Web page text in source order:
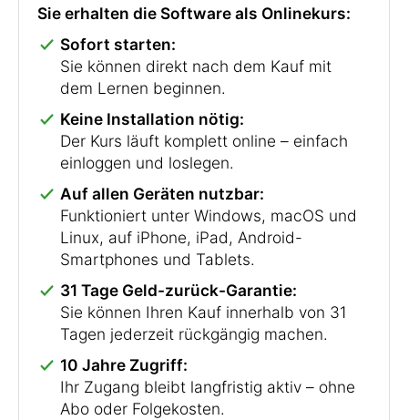
Sie erhalten die Software als Onlinekurs:
Sofort starten:
Sie können direkt nach dem Kauf mit
dem Lernen beginnen.
Keine Installation nötig:
Der Kurs läuft komplett online – einfach
einloggen und loslegen.
Auf allen Geräten nutzbar:
Funktioniert unter Windows, macOS und
Linux, auf iPhone, iPad, Android-
Smartphones und Tablets.
31 Tage Geld-zurück-Garantie:
Sie können Ihren Kauf innerhalb von 31
Tagen jederzeit rückgängig machen.
10 Jahre Zugriff:
Ihr Zugang bleibt langfristig aktiv – ohne
Abo oder Folgekosten.